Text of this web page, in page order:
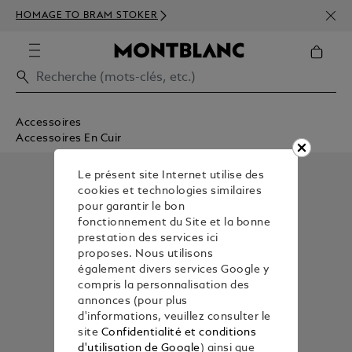
HOMAGE TO BRAM STOKER
350€
Accessoires
Accessoires En Cuir
Le présent site Internet utilise des
cookies et technologies similaires
pour garantir le bon
fonctionnement du Site et la bonne
prestation des services ici
proposes. Nous utilisons
également divers services Google y
compris la personnalisation des
annonces (pour plus
d'informations, veuillez consulter le
site Confidentialité et conditions
d'utilisation de Google) ainsi que